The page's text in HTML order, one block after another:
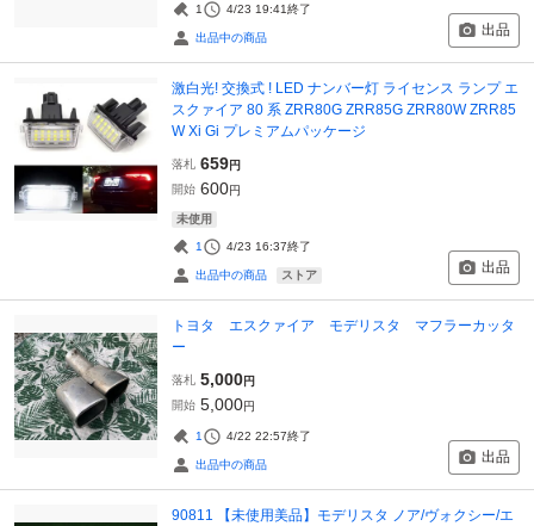
1 4/23 19:41終了
出品中の商品 出品
激白光! 交換式 ! LED ナンバー灯 ライセンス ランプ エ
スクァイア 80 系 ZRR80G ZRR85G ZRR80W ZRR85
W Xi Gi プレミアムパッケージ
落札 659円
開始 600円
未使用
1 4/23 16:37終了
出品中の商品 ストア 出品
トヨタ エスクァイア モデリスタ マフラーカッタ
ー
落札 5,000円
開始 5,000円
1 4/22 22:57終了
出品中の商品 出品
90811 【未使用美品】モデリスタ ノア/ヴォクシー/エ